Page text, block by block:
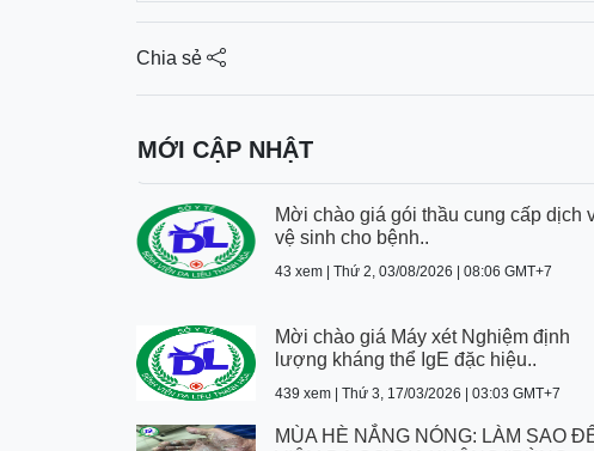
Chia sẻ
MỚI CẬP NHẬT
Mời chào giá gói thầu cung cấp dịch
vệ sinh cho bệnh..
43 xem | Thứ 2, 03/08/2026 | 08:06 GMT+7
Mời chào giá Máy xét Nghiệm định
lượng kháng thể IgE đặc hiệu..
439 xem | Thứ 3, 17/03/2026 | 03:03 GMT+7
MÙA HÈ NẮNG NÓNG: LÀM SAO